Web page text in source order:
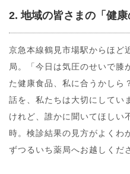
2. 地域の皆さまの「健
京急本線鶴見市場駅からほど
局。「今日は気圧のせいで膝
た健康食品、私に合うかしら
話を、私たちは大切にしてい
けれど、誰かに聞いてほしい
時。検診結果の見方がよくわ
ずつるいち薬局へお越しくだ